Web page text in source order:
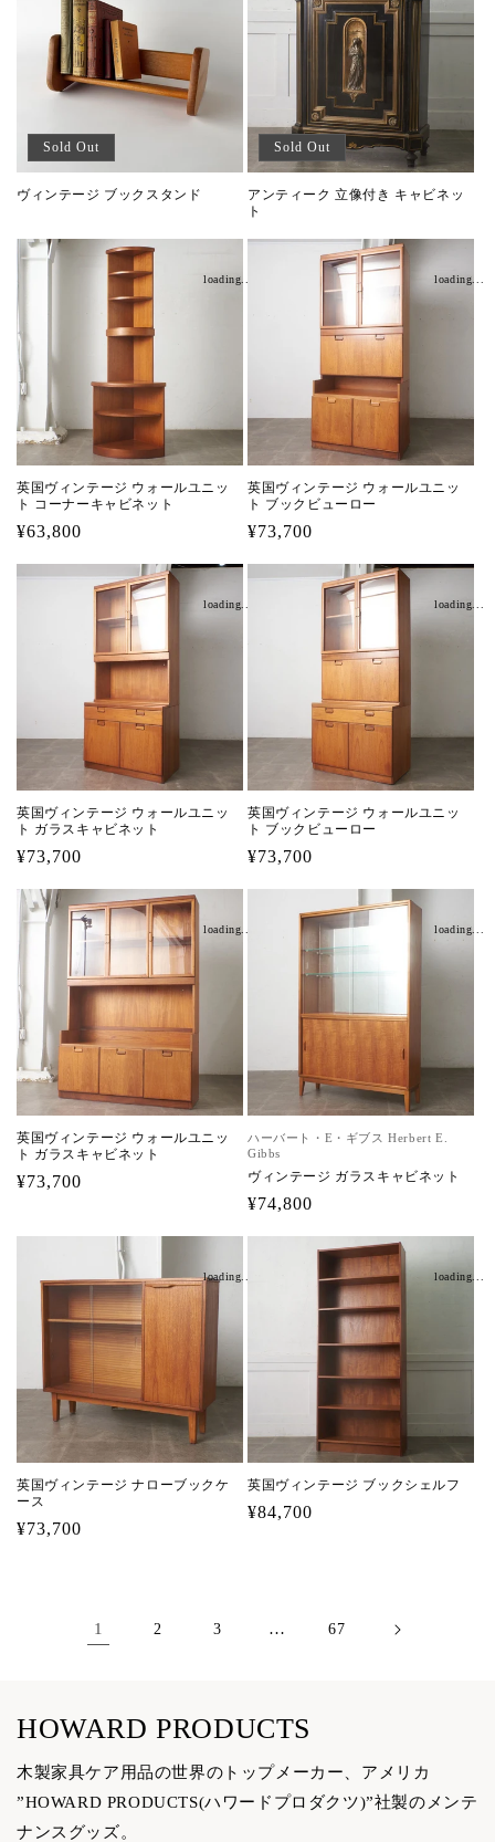
Sold Out
ヴィンテージ ブックスタンド
Sold Out
アンティーク 立像付き キャビネッ
ト
英国ヴィンテージ ウォールユニッ
ト コーナーキャビネット
通
¥63,800
loading...
英国ヴィンテージ ウォールユニッ
ト ブックビューロー
通
価
¥73,700
loading...
英国ヴィンテージ ウォールユニッ
ト ガラスキャビネット
通
価
¥73,700
loading...
英国ヴィンテージ ウォールユニッ
ト ブックビューロー
通
¥73,700
loading...
英国ヴィンテージ ウォールユニッ
ト ガラスキャビネット
通
価
¥73,700
loading...
ハーバート・E・ギブス Herbert E.
Gibbs
ヴィンテージ ガラスキャビネット
通
¥74,800
loading...
英国ヴィンテージ ナローブックケ
ース
通
¥73,700
loading...
英国ヴィンテージ ブックシェルフ
通
¥84,700
loading...
1 2 3 … 67
HOWARD PRODUCTS
木製家具ケア用品の世界のトップメーカー、アメリカ
”HOWARD PRODUCTS(ハワードプロダクツ)”社製のメンテ
ナンスグッズ。